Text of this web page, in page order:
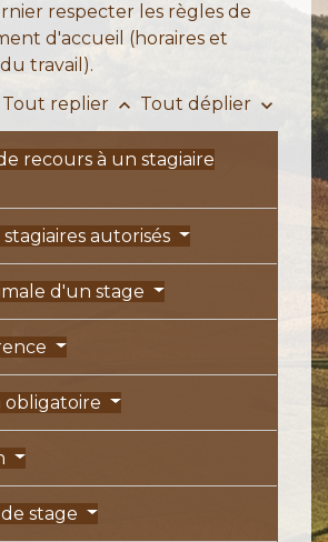
respecter les règles de
d'accueil (horaires et
travail).
Tout replier keyboard_arrow_up Tout déplier keyboard_arrow_down
recours à un stagiaire
autorisés
d'un stage
obligatoire
stage